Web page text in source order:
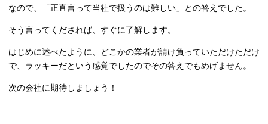
なので、「正直言って当社で扱うのは難しい」との答えでした。
そう言ってくだされば、すぐに了解します。
はじめに述べたように、どこかの業者が請け負っていただけただけ
で、ラッキーだという感覚でしたのでその答えでもめげません。
次の会社に期待しましょう！